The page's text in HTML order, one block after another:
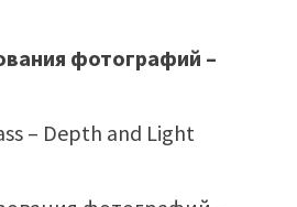
фотографий –
– Depth and Light